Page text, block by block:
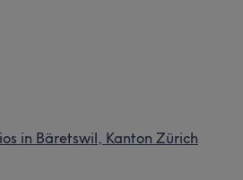
in Bäretswil, Kanton Zürich